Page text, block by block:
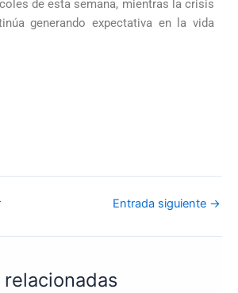
de esta semana, mientras la crisis
generando expectativa en la vida
Entrada siguiente →